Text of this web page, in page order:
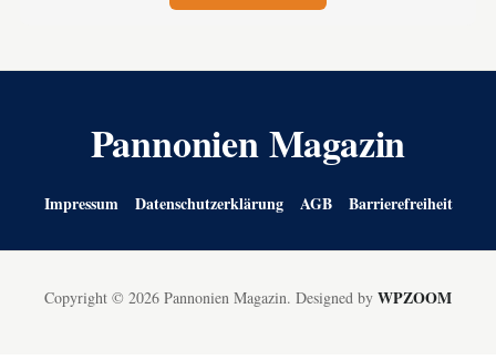
Pannonien Magazin
Impressum Datenschutzerklärung AGB Barrierefreiheit
Copyright © 2026 Pannonien Magazin. Designed by WPZOOM